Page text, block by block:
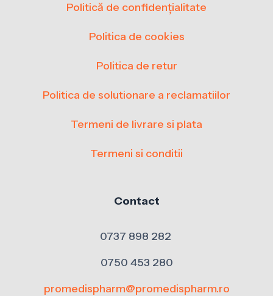
Politică de confidențialitate
Politica de cookies
Politica de retur
Politica de solutionare a reclamatiilor
Termeni de livrare si plata
Termeni si conditii
Contact
0737 898 282
0750 453 280
promedispharm@promedispharm.ro